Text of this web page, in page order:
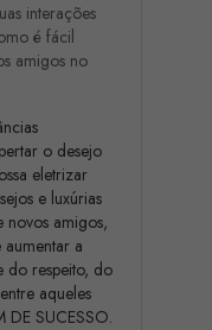
interações
é fácil
amigos no
o desejo
eletrizar
e luxúrias
novos amigos,
a
do respeito, do
aqueles
SUCESSO.